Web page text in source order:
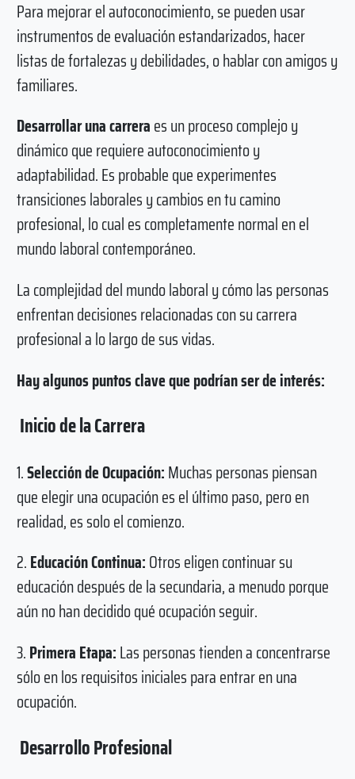
Para mejorar el autoconocimiento, se pueden usar
instrumentos de evaluación estandarizados, hacer
listas de fortalezas y debilidades, o hablar con amigos y
familiares.
Desarrollar una carreraes un proceso complejo y
dinámico que requiere autoconocimiento y
adaptabilidad. Es probable que experimentes
transiciones laborales y cambios en tu camino
profesional, lo cual es completamente normal en el
mundo laboral contemporáneo.
La complejidad del mundo laboral y cómo las personas
enfrentan decisiones relacionadas con su carrera
profesional a lo largo de sus vidas.
Hay algunos puntos clave que podrían ser de interés:
Inicio de la Carrera
1.Selección de Ocupación:Muchas personas piensan
que elegir una ocupación es el último paso, pero en
realidad, es solo el comienzo.
2.Educación Continua:Otros eligen continuar su
educación después de la secundaria, a menudo porque
aún no han decidido qué ocupación seguir.
3.Primera Etapa:Las personas tienden a concentrarse
sólo en los requisitos iniciales para entrar en una
ocupación.
Desarrollo Profesional